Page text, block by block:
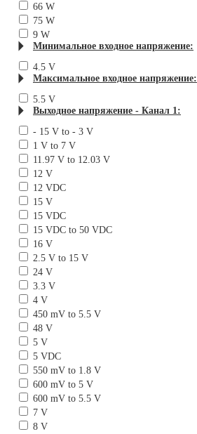
66 W
75 W
9 W
Минимальное входное напряжение:
4.5 V
Максимальное входное напряжение:
5.5 V
Выходное напряжение - Канал 1:
- 15 V to - 3 V
1 V to 7 V
11.97 V to 12.03 V
12 V
12 VDC
15 V
15 VDC
15 VDC to 50 VDC
16 V
2.5 V to 15 V
24 V
3.3 V
4 V
450 mV to 5.5 V
48 V
5 V
5 VDC
550 mV to 1.8 V
600 mV to 5 V
600 mV to 5.5 V
7 V
8 V